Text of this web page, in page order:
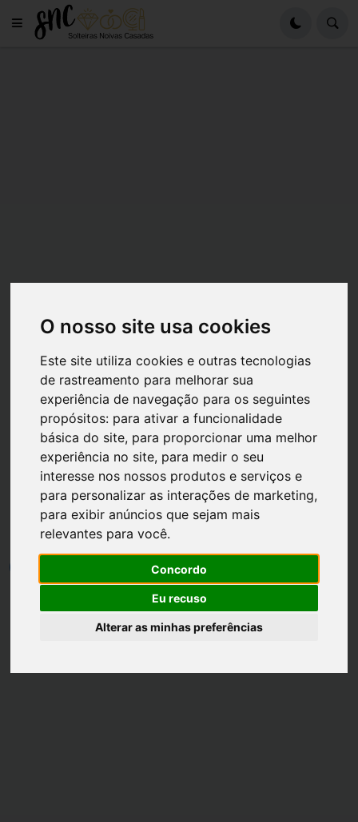
O nosso site usa cookies
Este site utiliza cookies e outras tecnologias
de rastreamento para melhorar sua
experiência de navegação para os seguintes
propósitos: para ativar a funcionalidade
básica do site, para proporcionar uma melhor
experiência no site, para medir o seu
interesse nos nossos produtos e serviços e
para personalizar as interações de marketing,
para exibir anúncios que sejam mais
relevantes para você.
Concordo
Eu recuso
Alterar as minhas preferências
Página inicial Casa
Recebendo Convidados em
Casa
20 fevereiro • 1 min leitura